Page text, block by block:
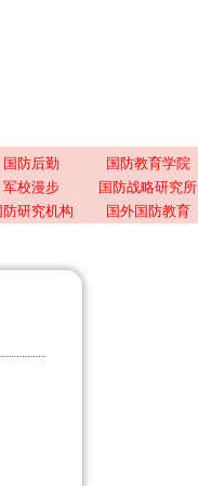
国防后勤
国防教育学院
军校漫步
国防战略研究所
防研究机构 国外国防教育